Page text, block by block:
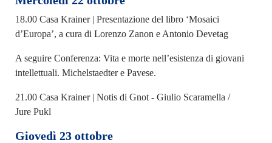
18.00 Casa Krainer | Presentazione del libro ‘Mosaici
d’Europa’, a cura di Lorenzo Zanon e Antonio Devetag
A seguire Conferenza: Vita e morte nell’esistenza di giovani
intellettuali. Michelstaedter e Pavese.
21.00 Casa Krainer | Notis di Gnot - Giulio Scaramella /
Jure Pukl
Giovedì 23 ottobre